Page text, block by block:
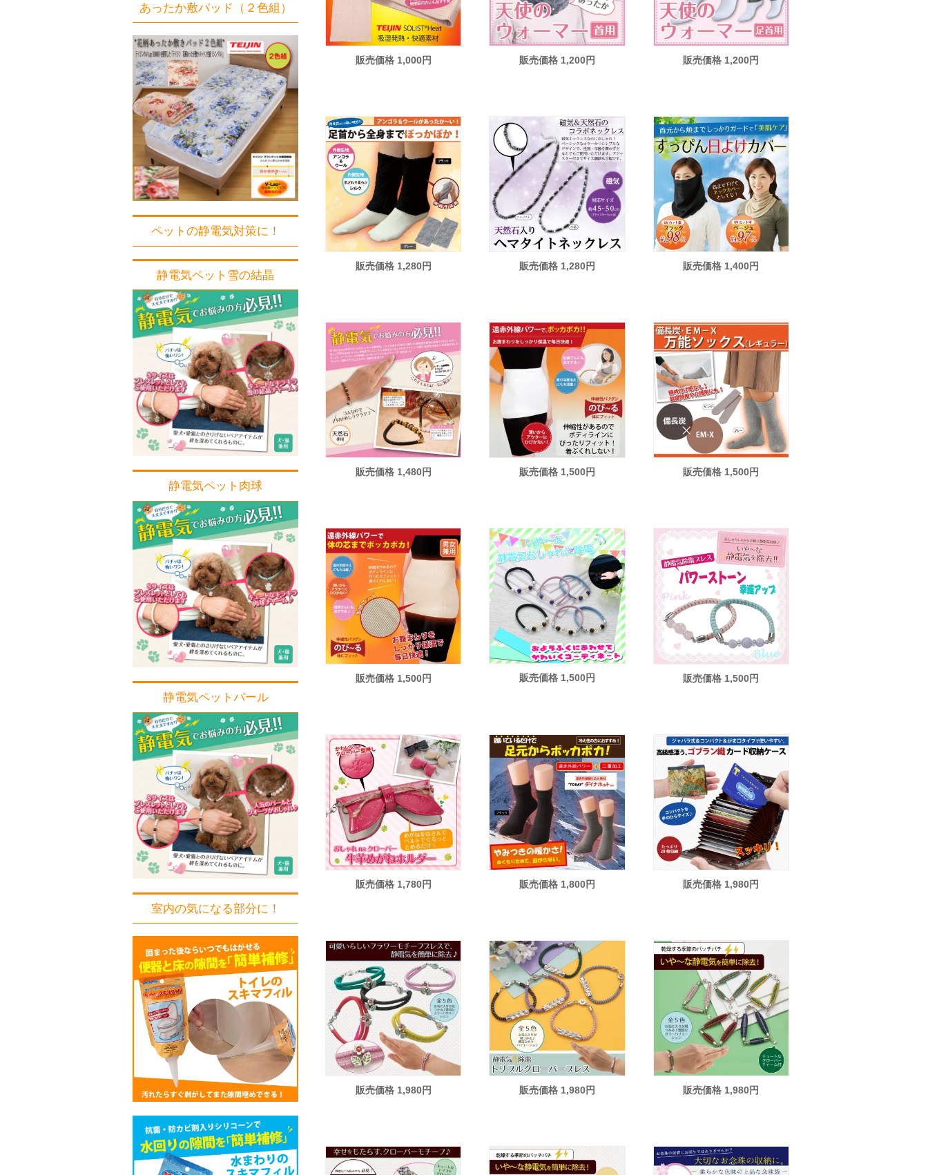
販売価格 1,000円 販売価格 1,200円 販売価格 1,200円
販売価格 1,280円 販売価格 1,280円 販売価格 1,400円
販売価格 1,480円 販売価格 1,500円 販売価格 1,500円
販売価格 1,500円 販売価格 1,500円 販売価格 1,500円
販売価格 1,780円 販売価格 1,800円 販売価格 1,980円
販売価格 1,980円 販売価格 1,980円 販売価格 1,980円
あったか敷パッド（２色組）
ペットの静電気対策に！
静電気ペット雪の結晶
静電気ペット肉球
静電気ペットパール
室内の気になる部分に！